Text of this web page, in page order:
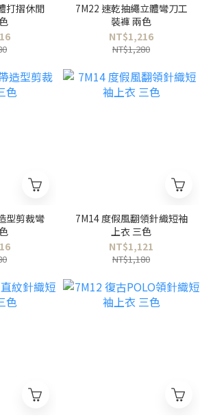
打摺休閒
7M22 速乾抽繩立體彎刀工
裝褲 兩色
NT$1,216
NT$1,280
型剪裁彎
7M14 度假風翻領針織短袖
上衣 三色
NT$1,121
NT$1,180